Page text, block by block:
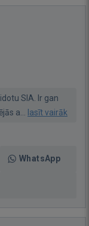
SIA. Ir gan
a... lasīt vairāk
WhatsApp